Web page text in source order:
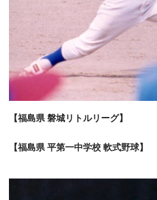
【福島県 磐城リトルリーグ】
【福島県 平第一中学校 軟式野球】